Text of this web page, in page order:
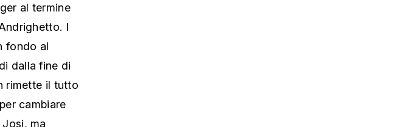
al termine
I
fondo al
dalla fine di
rimette il tutto
cambiare
ma